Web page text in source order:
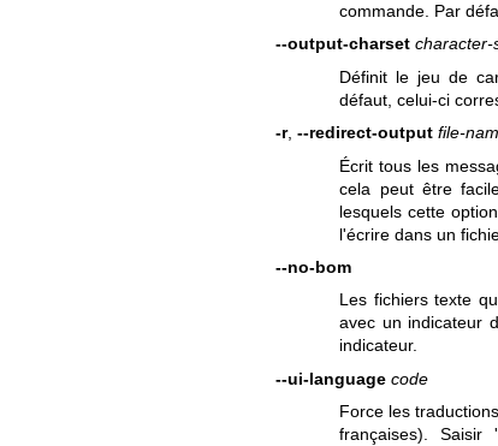
commande. Par
--output-charset character-
Définit le jeu de
défaut, celui-ci
-r, --redirect-output file-
Écrit tous les
cela peut être
lesquels cette
l'écrire dans un
--no-bom
Les fichiers texte
avec un indicateur
indicateur.
--ui-language code
Force les
françaises).